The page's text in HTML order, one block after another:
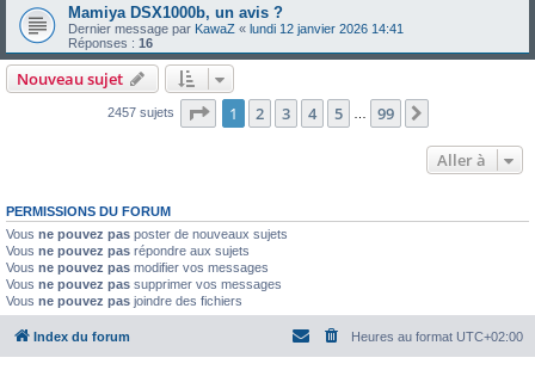
Mamiya DSX1000b, un avis ?
Dernier message par KawaZ « lundi 12 janvier 2026 14:41
Réponses : 16
Nouveau sujet
2457 sujets Page 1sur99
1 2 3 4 5 99
Aller à
PERMISSIONS DU FORUM
Vous ne pouvez pas poster de nouveaux sujets
Vous ne pouvez pas répondre aux sujets
Vous ne pouvez pas modifier vos messages
Vous ne pouvez pas supprimer vos messages
Vous ne pouvez pas joindre des fichiers
Index du forum Heures au format UTC+02:00